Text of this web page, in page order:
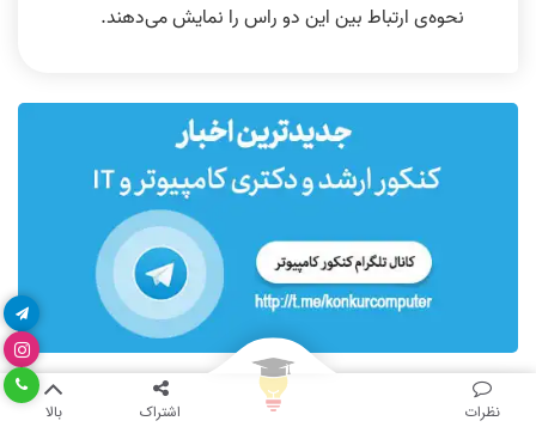
نظرات اشتراک بالا
نحوه‌ی ارتباط بین این دو راس را نمایش می‌دهند.
امتیازدهی 5.00 امتیاز (2 رای)